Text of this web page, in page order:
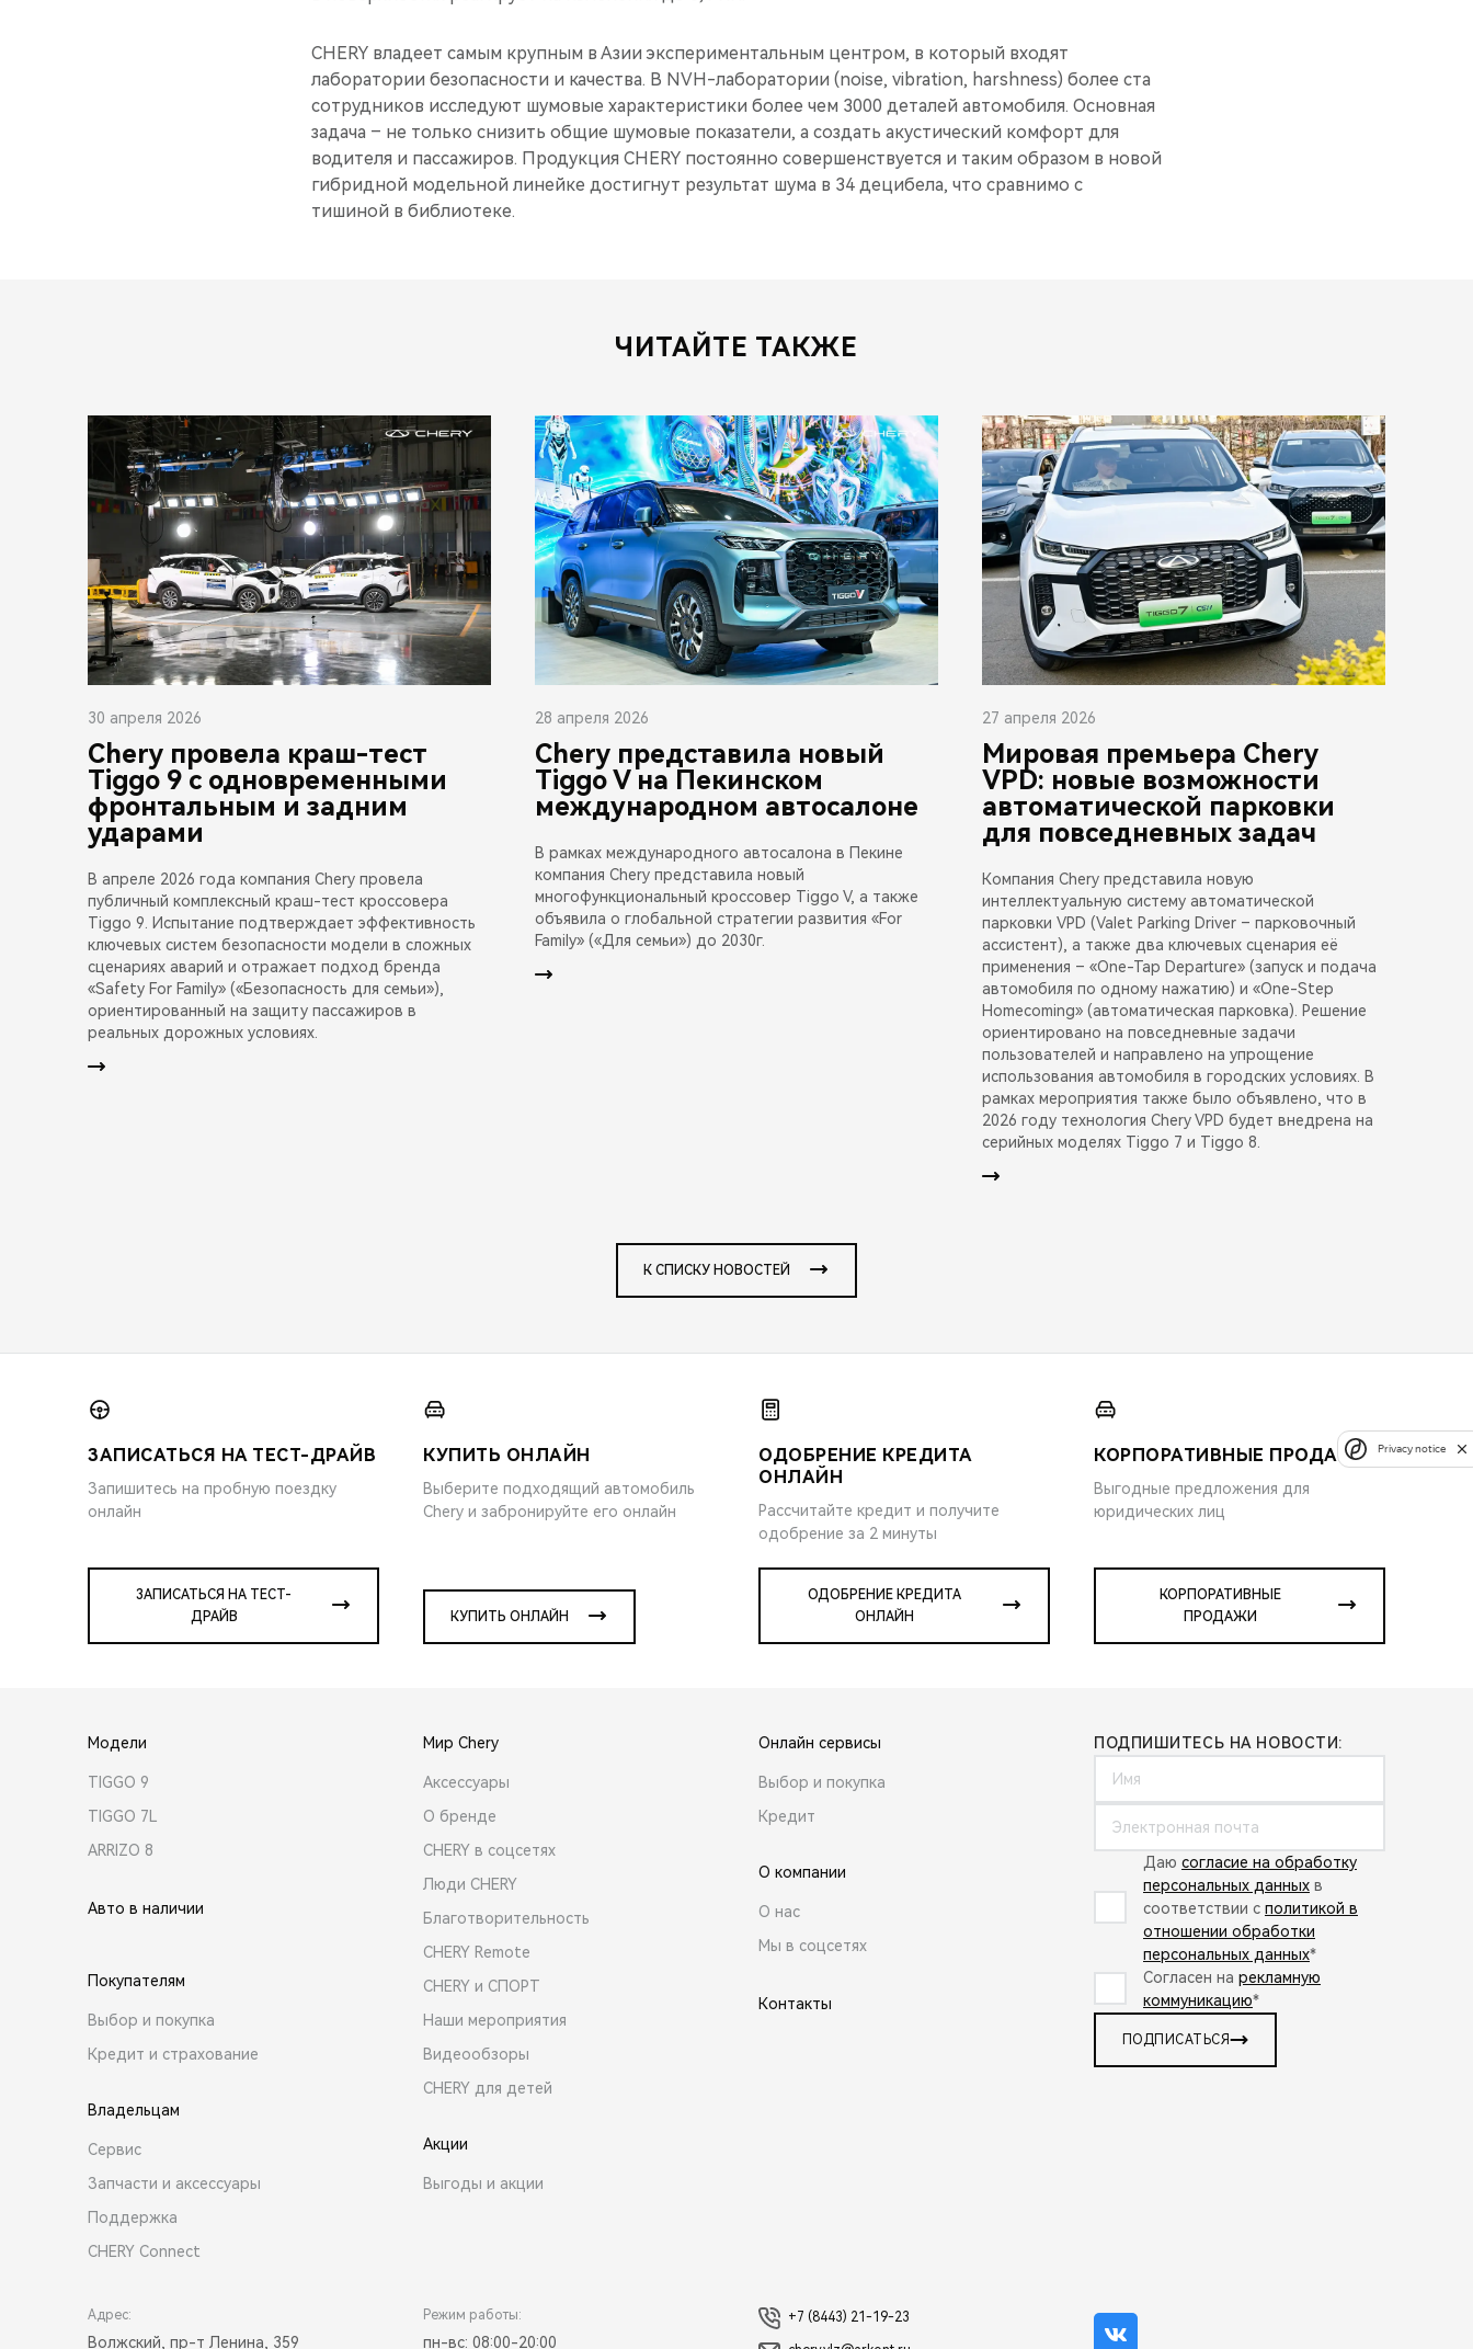
CHERY владеет самым крупным в Азии экспериментальным центром, в который входят
лаборатории безопасности и качества. В NVH-лаборатории (noise, vibration, harshness) более ста
сотрудников исследуют шумовые характеристики более чем 3000 деталей автомобиля. Основная
задача – не только снизить общие шумовые показатели, а создать акустический комфорт для
водителя и пассажиров. Продукция CHERY постоянно совершенствуется и таким образом в новой
гибридной модельной линейке достигнут результат шума в 34 децибела, что сравнимо с
тишиной в библиотеке.
ЧИТАЙТЕ ТАКЖЕ
30 апреля 2026
Chery провела краш-тест
Tiggo 9 с одновременными
фронтальным и задним
ударами
В апреле 2026 года компания Chery провела
публичный комплексный краш-тест кроссовера
Tiggo 9. Испытание подтверждает эффективность
ключевых систем безопасности модели в сложных
сценариях аварий и отражает подход бренда
«Safety For Family» («Безопасность для семьи»),
ориентированный на защиту пассажиров в
реальных дорожных условиях.
28 апреля 2026
Chery представила новый
Tiggo V на Пекинском
международном автосалоне
В рамках международного автосалона в Пекине
компания Chery представила новый
многофункциональный кроссовер Tiggo V, а также
объявила о глобальной стратегии развития «For
Family» («Для семьи») до 2030г.
27 апреля 2026
Мировая премьера Chery
VPD: новые возможности
автоматической парковки
для повседневных задач
Компания Chery представила новую
интеллектуальную систему автоматической
парковки VPD (Valet Parking Driver – парковочный
ассистент), а также два ключевых сценария её
применения – «One-Tap Departure» (запуск и подача
автомобиля по одному нажатию) и «One-Step
Homecoming» (автоматическая парковка). Решение
ориентировано на повседневные задачи
пользователей и направлено на упрощение
использования автомобиля в городских условиях. В
рамках мероприятия также было объявлено, что в
2026 году технология Chery VPD будет внедрена на
серийных моделях Tiggo 7 и Tiggo 8.
К СПИСКУ НОВОСТЕЙ
ЗАПИСАТЬСЯ НА ТЕСТ-ДРАЙВ
Запишитесь на пробную поездку
онлайн
ЗАПИСАТЬСЯ НА ТЕСТ-
ДРАЙВ
КУПИТЬ ОНЛАЙН
Выберите подходящий автомобиль
Chery и забронируйте его онлайн
КУПИТЬ ОНЛАЙН
ОДОБРЕНИЕ КРЕДИТА
ОНЛАЙН
Рассчитайте кредит и получите
одобрение за 2 минуты
ОДОБРЕНИЕ КРЕДИТА
ОНЛАЙН
КОРПОРАТИВНЫЕ ПРОДАЖИ
Выгодные предложения для
юридических лиц
КОРПОРАТИВНЫЕ
ПРОДАЖИ
Модели
TIGGO 9
TIGGO 7L
ARRIZO 8
Авто в наличии
Покупателям
Выбор и покупка
Кредит и страхование
Владельцам
Сервис
Запчасти и аксессуары
Поддержка
CHERY Connect
Мир Chery
Аксессуары
О бренде
CHERY в соцсетях
Люди CHERY
Благотворительность
CHERY Remote
CHERY и СПОРТ
Наши мероприятия
Видеообзоры
CHERY для детей
Акции
Выгоды и акции
Онлайн сервисы
Выбор и покупка
Кредит
О компании
О нас
Мы в соцсетях
Контакты
ПОДПИШИТЕСЬ НА НОВОСТИ:
Даю согласие на обработку
персональных данных в
соответствии с политикой в
отношении обработки
персональных данных*
Согласен на рекламную
коммуникацию*
ПОДПИСАТЬСЯ
Адрес:
Волжский, пр-т Ленина, 359
Режим работы:
пн-вс: 08:00-20:00
+7 (8443) 21-19-23
Privacy notice